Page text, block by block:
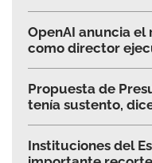
OpenAI anuncia el
como director
Propuesta de
tenía sustento,
Instituciones del